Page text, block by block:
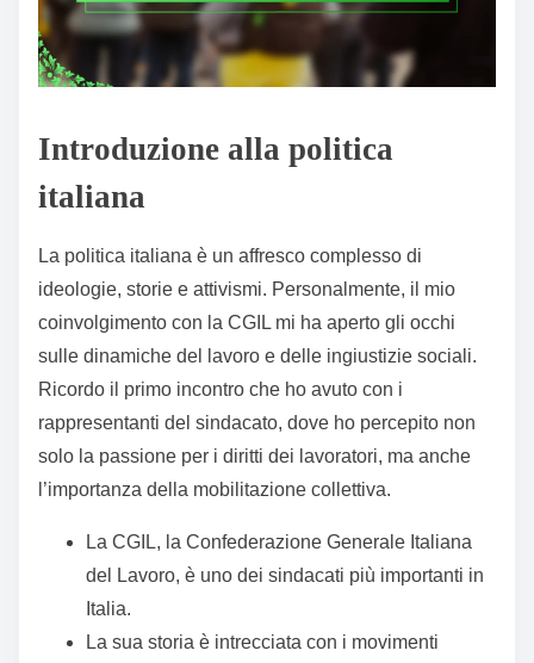
Introduzione alla politica
italiana
La politica italiana è un affresco complesso di
ideologie, storie e attivismi. Personalmente, il mio
coinvolgimento con la CGIL mi ha aperto gli occhi
sulle dinamiche del lavoro e delle ingiustizie sociali.
Ricordo il primo incontro che ho avuto con i
rappresentanti del sindacato, dove ho percepito non
solo la passione per i diritti dei lavoratori, ma anche
l’importanza della mobilitazione collettiva.
La CGIL, la Confederazione Generale Italiana
del Lavoro, è uno dei sindacati più importanti in
Italia.
La sua storia è intrecciata con i movimenti